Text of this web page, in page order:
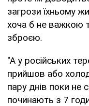
загрози їхньому
хоча б не важкою
зброєю.
"А у російських
прийшов або
пару днів поки не
починають з 7